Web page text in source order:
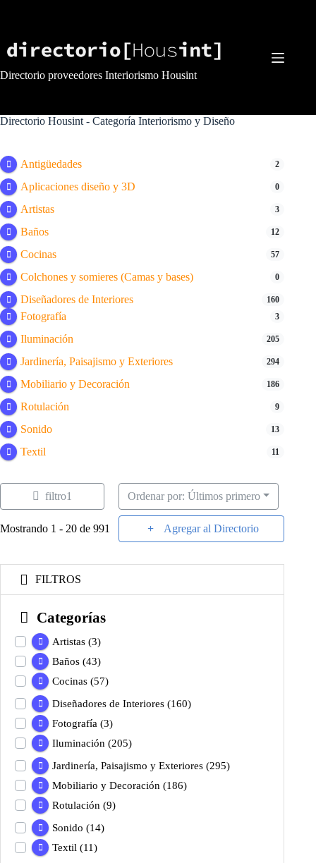
Directorio proveedores Interiorismo Housint
Directorio Housint - Categoría Interiorismo y Diseño
Antigüedades 2
Aplicaciones diseño y 3D 0
Artistas 3
Baños 12
Cocinas 57
Colchones y somieres (Camas y bases) 0
Diseñadores de Interiores 160
Fotografía 3
Iluminación 205
Jardinería, Paisajismo y Exteriores 294
Mobiliario y Decoración 186
Rotulación 9
Sonido 13
Textil 11
filtro1
Mostrando 1 - 20 de 991
Ordenar por: Últimos primero
Agregar al Directorio
FILTROS
Categorías
Artistas (3)
Baños (43)
Cocinas (57)
Diseñadores de Interiores (160)
Fotografía (3)
Iluminación (205)
Jardinería, Paisajismo y Exteriores (295)
Mobiliario y Decoración (186)
Rotulación (9)
Sonido (14)
Textil (11)